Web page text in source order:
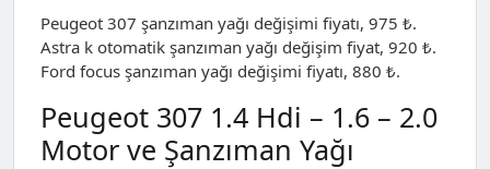
Peugeot 307 şanzıman yağı değişimi fiyatı, 975 ₺.
Astra k otomatik şanzıman yağı değişim fiyat, 920 ₺.
Ford focus şanzıman yağı değişimi fiyatı, 880 ₺.
Peugeot 307 1.4 Hdi – 1.6 – 2.0
Motor ve Şanzıman Yağı